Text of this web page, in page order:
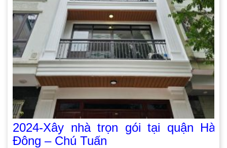
2024-Xây nhà trọn gói tại quận Hà
Đông – Chú Tuấn